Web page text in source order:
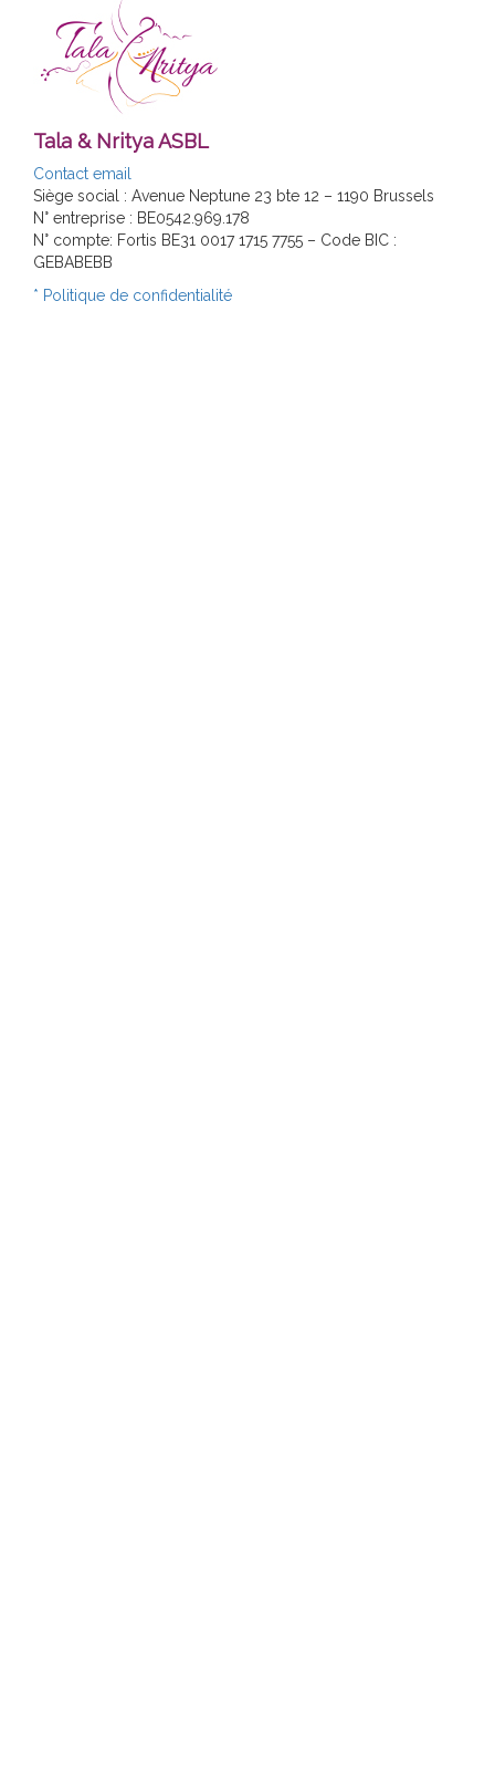
Tala & Nritya ASBL
Contact email
Siège social : Avenue Neptune 23 bte 12 – 1190 Brussels
N° entreprise : BE0542.969.178
N° compte: Fortis BE31 0017 1715 7755 – Code BIC :
GEBABEBB
* Politique de confidentialité